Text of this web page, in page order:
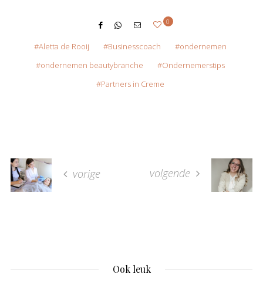
0
Aletta de Rooij Businesscoach
ondernemen
ondernemen beautybranche
Ondernemerstips
Partners in Creme
vorige volgende
Ook leuk